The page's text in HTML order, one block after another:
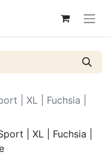
| XL | Fuchsia |